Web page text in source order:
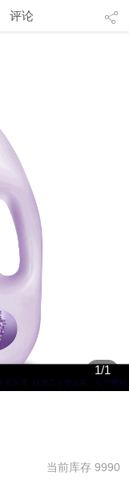
评论
1/1
当前库存 9990